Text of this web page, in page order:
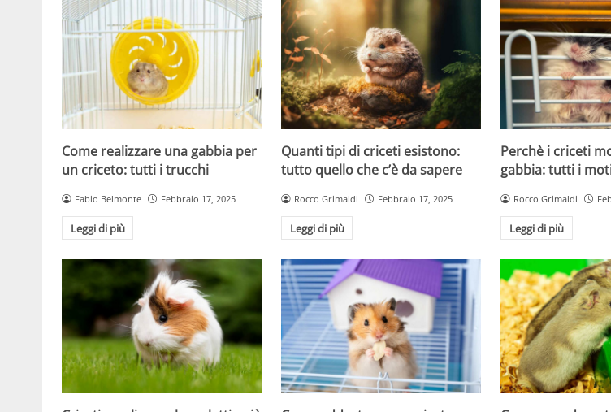
Come realizzare una gabbia per
un criceto: tutti i trucchi
Fabio Belmonte Febbraio 17, 2025
Leggi di più
Quanti tipi di criceti esistono:
tutto quello che c’è da sapere
Rocco Grimaldi Febbraio 17, 2025
Leggi di più
Perchè i criceti
gabbia: tutti i
Rocco Grimaldi
Leggi di più